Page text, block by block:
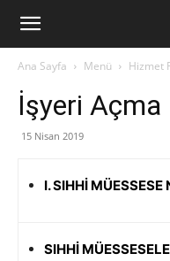
Ana Sayfa Menü Hizmet
İşyeri Açma
15 Nisan 2019
I. SIHHİ MÜESSESE
SIHHİ